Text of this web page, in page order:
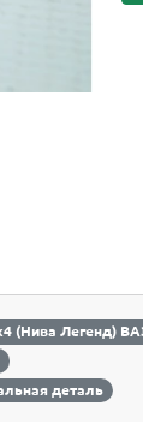
(Нива Легенд)
деталь